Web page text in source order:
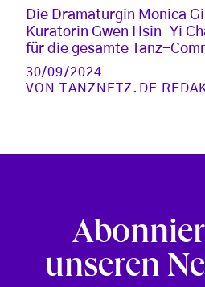
Die Dramaturgin Monica
Kuratorin Gwen Hsin-Yi
für die gesamte Tanz-
30/09/2024
VON
TANZNETZ.DE
unseren